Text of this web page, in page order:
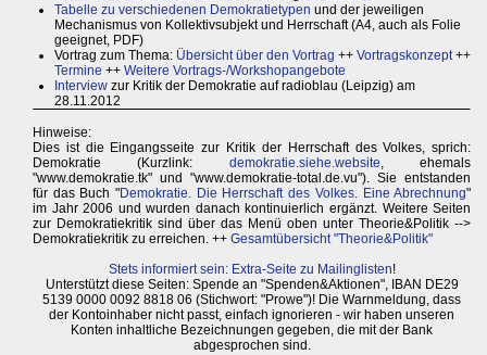
Tabelle zu verschiedenen Demokratietypen und der jeweiligen
Mechanismus von Kollektivsubjekt und Herrschaft (A4, auch als Folie
geeignet, PDF)
Vortrag zum Thema: Übersicht über den Vortrag ++ Vortragskonzept++
Termine ++ Weitere Vortrags-/Workshopangebote
Interview zur Kritik der Demokratie auf radioblau (Leipzig) am
28.11.2012
Hinweise:
Dies ist die Eingangsseite zur Kritik der Herrschaft des Volkes, sprich:
Demokratie (Kurzlink: demokratie.siehe.website, ehemals
"www.demokratie.tk" und "www.demokratie-total.de.vu"). Sie entstanden
für das Buch "Demokratie. Die Herrschaft des Volkes. Eine Abrechnung"
im Jahr 2006 und wurden danach kontinuierlich ergänzt. Weitere Seiten
zur Demokratiekritik sind über das Menü oben unter Theorie&Politik -->
Demokratiekritik zu erreichen. ++ Gesamtübersicht "Theorie&Politik"
Stets informiert sein: Extra-Seite zu Mailinglisten!
Unterstützt diese Seiten: Spende an "Spenden&Aktionen", IBAN DE29
5139 0000 0092 8818 06 (Stichwort: "Prowe")! Die Warnmeldung, dass
der Kontoinhaber nicht passt, einfach ignorieren - wir haben unseren
Konten inhaltliche Bezeichnungen gegeben, die mit der Bank
abgesprochen sind.